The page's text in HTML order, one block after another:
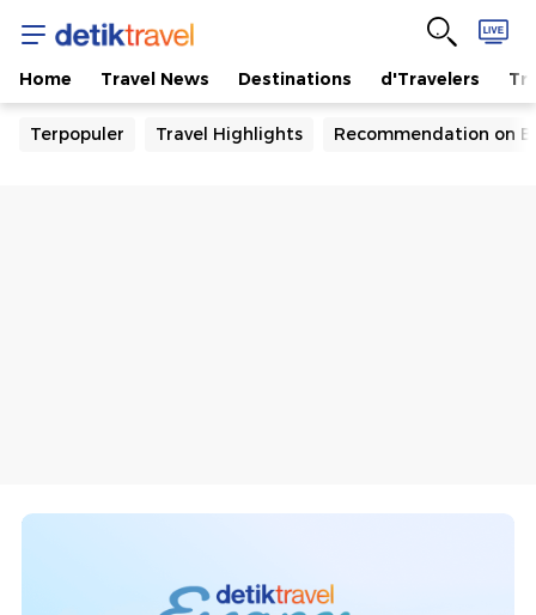
Home Travel News Destinations d'Travelers
Terpopuler Travel Highlights Recommendation on